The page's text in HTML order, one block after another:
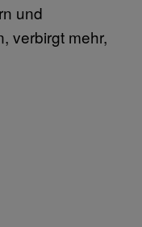
und
verbirgt mehr,